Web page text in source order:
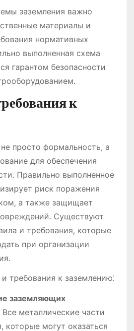
заземления важно
материалы и
нормативных
выполненная схема
гарантом безопасности
к
просто формальность, а
для обеспечения
Правильно выполненное
риск поражения
а также защищает
Существуют
и требования, которые
при организации
требования к заземлению⁚
заземляющих
Все металлические части
которые могут оказаться